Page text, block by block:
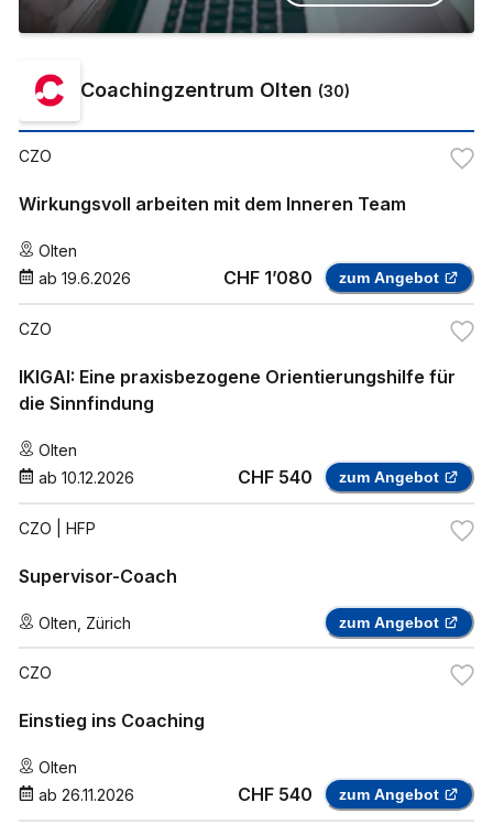
Coachingzentrum Olten (30)
CZO
Wirkungsvoll arbeiten mit dem Inneren Team
Olten
ab 19.6.2026 CHF 1’080 zum Angebot
CZO
IKIGAI: Eine praxisbezogene Orientierungshilfe für
die Sinnfindung
Olten
ab 10.12.2026 CHF 540 zum Angebot
CZO | HFP
Supervisor-Coach
Olten Zürich zum Angebot
CZO
Einstieg ins Coaching
Olten
ab 26.11.2026 CHF 540 zum Angebot